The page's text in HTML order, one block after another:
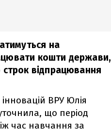
на
кошти держави,
строк відпрацювання
ВРУ Юлія
що період
час навчання за